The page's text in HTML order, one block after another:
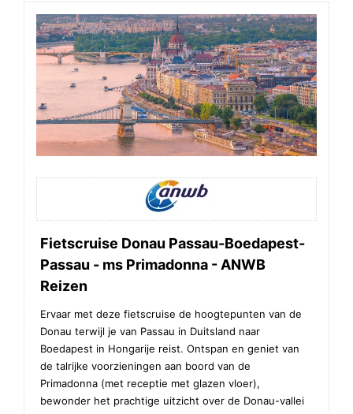
Fietscruise Donau Passau-Boedapest-
Passau - ms Primadonna - ANWB
Reizen
Ervaar met deze fietscruise de hoogtepunten van de
Donau terwijl je van Passau in Duitsland naar
Boedapest in Hongarije reist. Ontspan en geniet van
de talrijke voorzieningen aan boord van de
Primadonna (met receptie met glazen vloer),
bewonder het prachtige uitzicht over de Donau-vallei